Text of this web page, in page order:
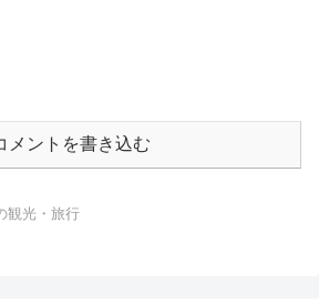
メントを書き込む
観光・旅行